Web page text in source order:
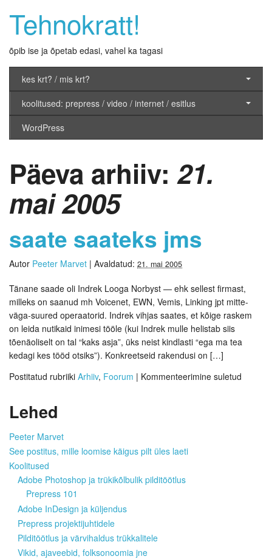
Tehnokratt!
õpib ise ja õpetab edasi, vahel ka tagasi
kes krt? / mis krt?
koolitused: prepress / video / internet / esitlus
WordPress
Päeva arhiiv:21.
mai 2005
saate saateks jms
Autor Peeter Marvet | Avaldatud: 21. mai 2005
Tänane saade oli Indrek Looga Norbyst — ehk sellest firmast,
milleks on saanud mh Voicenet, EWN, Vemis, Linking jpt mitte-
väga-suured operaatorid. Indrek vihjas saates, et kõige raskem
on leida nutikaid inimesi tööle (kui Indrek mulle helistab siis
tõenäoliselt on tal “kaks asja”, üks neist kindlasti “ega ma tea
kedagi kes tööd otsiks”). Konkreetseid rakendusi on […]
Postitatud rubriiki Arhiiv, Foorum | Kommenteerimine suletud
Lehed
Peeter Marvet
See postitus, mille loomise käigus pilt üles laeti
Koolitused
Adobe Photoshop ja trükikõlbulik pilditöötlus
Prepress 101
Adobe InDesign ja küljendus
Prepress projektijuhtidele
Pilditöötlus ja värvihaldus trükkalitele
Vikid, ajaveebid, folksonoomia jne